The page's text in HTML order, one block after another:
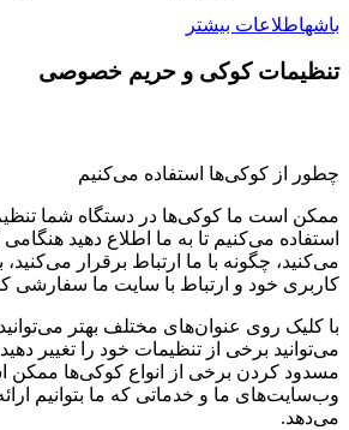
باشهاطلاعات بیشتر
تنظیمات کوکی و حریم خصوصی
چطور از کوکی‌ها استفاده می‌کنیم
ممکن است ما کوکی‌ها در دستگاه شما
استفاده می‌کنیم تا به ما اطلاع دهید
می‌کنید، چگونه با ما ارتباط برقرار می‌کنید،
کاربری خود و ارتباط با سایت ما سفارشی
با کلیک روی عنوان‌های مختلف بهتر
می‌توانید برخی از تنظیمات خود را تغییر
مسدود کردن برخی از انواع کوکی‌ها ممکن
وب‌سایت‌های ما و خدماتی که ما بتوانیم
می‌دهد.